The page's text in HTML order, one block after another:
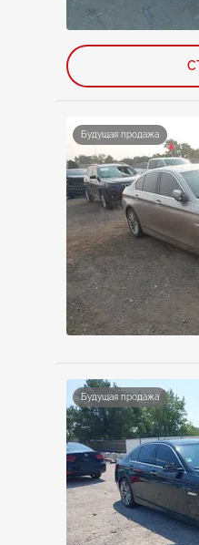
Будущая продажа
Будущая продажа